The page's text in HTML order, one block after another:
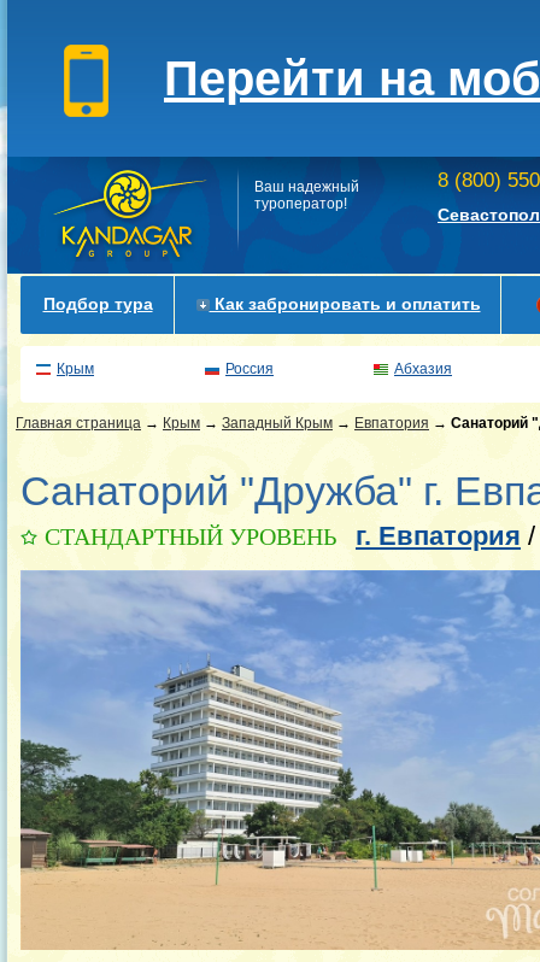
Перейти на
Ваш надежный
туроператор!
8 (800)
Подбор тура Как забронировать и оплатить
Крым Россия Абхазия
Главная страница → Крым → Западный Крым → Евпатория → Санаторий
Санаторий "Дружба" г.
СТАНДАРТНЫЙ УРОВЕНЬ г. Евпатория